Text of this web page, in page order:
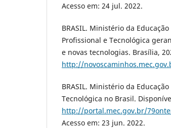
Acesso em: 24 jul. 2022.
BRASIL. Ministério da
Profissional e Tecnológica
e novas tecnologias. Brasília,
http://
BRASIL. Ministério da
Tecnológica no Brasil.
http://portal.mec.gov.br/
Acesso em: 23 jun. 2022.